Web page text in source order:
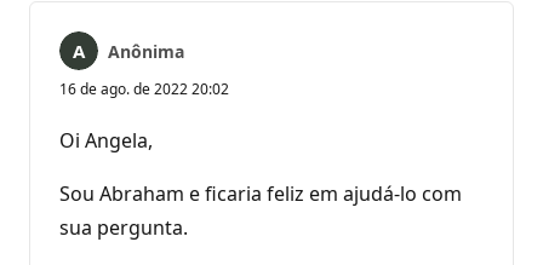
Anônima
16 de ago. de 2022 20:02
Oi Angela,
Sou Abraham e ficaria feliz em ajudá-lo com
sua pergunta.